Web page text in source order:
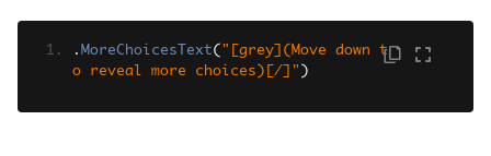
. MoreChoicesText( "[grey](Move down t
o reveal more choices)[/]" )